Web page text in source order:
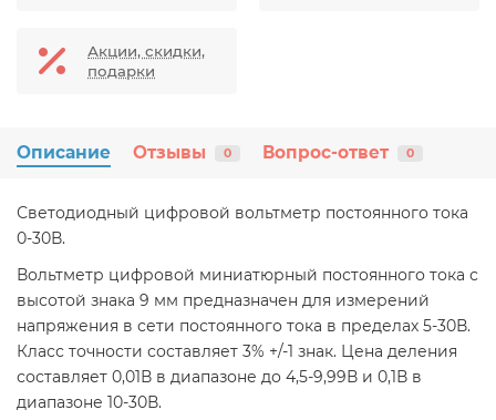
Акции, скидки,
подарки
Описание Отзывы 0 Вопрос-ответ 0
Светодиодный цифровой вольтметр постоянного тока
0-30В.
Вольтметр цифровой миниатюрный постоянного тока с
высотой знака 9 мм предназначен для измерений
напряжения в сети постоянного тока в пределах 5-30В.
Класс точности составляет 3% +/-1 знак. Цена деления
составляет 0,01В в диапазоне до 4,5-9,99В и 0,1В в
диапазоне 10-30В.